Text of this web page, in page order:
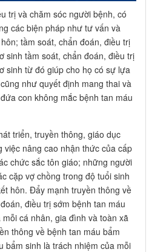
trị và chăm sóc người bệnh, có
các biện pháp như tư vấn và
tầm soát, chẩn đoán, điều trị
sinh tầm soát, chẩn đoán, điều trị
sinh từ đó giúp cho họ có sự lựa
như quyết định mang thai và
con không mắc bệnh tan máu
triển, truyền thông, giáo dục
nâng cao nhận thức của cấp
chức sắc tôn giáo; những người
cặp vợ chồng trong độ tuổi sinh
hôn. Đẩy mạnh truyền thông về
điều trị sớm bệnh tan máu
cá nhân, gia đình và toàn xã
thông về bệnh tan máu bẩm
bẩm sinh là trách nhiệm của mỗi